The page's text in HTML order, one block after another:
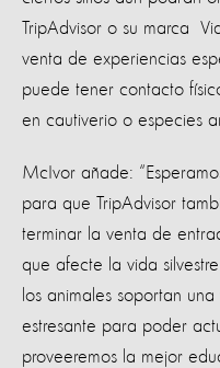
TripAdvisor o su marca
venta de experiencias
puede tener contacto
en cautiverio o especies
McIvor añade:
para que TripAdvisor
terminar la venta de
que afecte la vida
los animales soportan
estresante para poder
proveeremos la mejor